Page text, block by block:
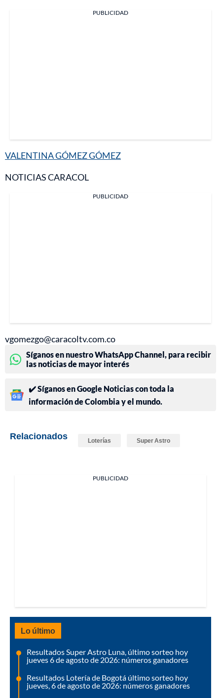
PUBLICIDAD
VALENTINA GÓMEZ GÓMEZ
NOTICIAS CARACOL
PUBLICIDAD
vgomezgo@caracoltv.com.co
Síganos en nuestro WhatsApp Channel, para recibir
las noticias de mayor interés
✔️ Síganos en Google Noticias con toda la
información de Colombia y el mundo.
Relacionados Loterías Super Astro
PUBLICIDAD
Lo último
Resultados Super Astro Luna, último sorteo hoy
jueves 6 de agosto de 2026: números ganadores
Resultados Lotería de Bogotá último sorteo hoy
jueves, 6 de agosto de 2026: números ganadores